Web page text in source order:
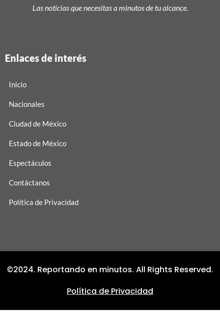
Las noticias que necesitas a minutos de tu alcance.
Enlaces de interés
Inicio
Nacionales
Ciudad de México
Estado de México
Espectáculos
Contáctanos
Política de Privacidad
©2024. Reportando en minutos. All Rights Reserved.
Política de Privacidad